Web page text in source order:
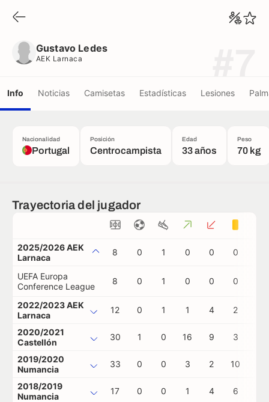
Gustavo Ledes
AEK Larnaca
Info Noticias Camisetas Estadísticas Lesiones
Nacionalidad
Portugal
Posición
Centrocampista
Edad
33 años
Peso
70 kg
Trayectoria del jugador
2025/2026 AEK
Larnaca
8 0 1 0 0 0
UEFA Europa
Conference League
8 0 1 0 0 0
2022/2023 AEK
Larnaca
12 0 1 1 4 2
2020/2021
Castellón
30 1 0 16 9 3
2019/2020
Numancia
33 0 0 3 2 10
2018/2019
Numancia
17 0 0 1 4 6